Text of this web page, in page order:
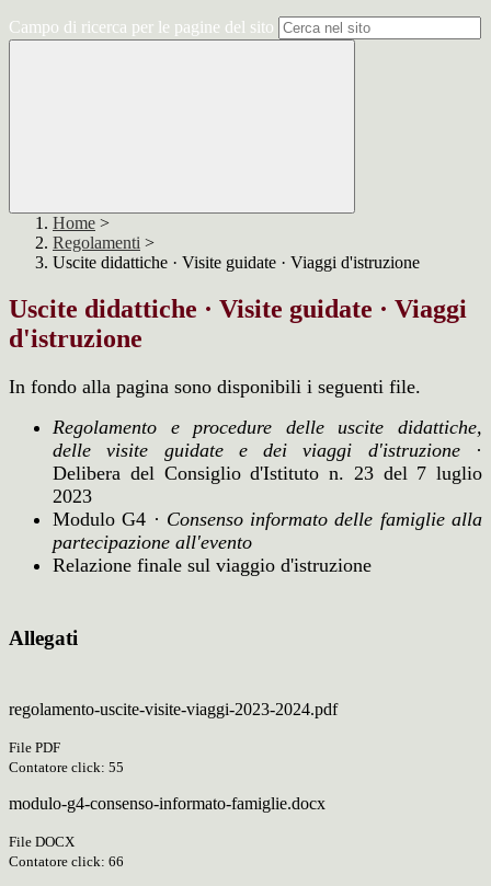
Campo di ricerca per le pagine del sito
Home >
Regolamenti >
Uscite didattiche · Visite guidate · Viaggi d'istruzione
Uscite didattiche · Visite guidate · Viaggi
d'istruzione
In fondo alla pagina sono disponibili i seguenti file.
Regolamento e procedure delle uscite didattiche,
delle visite guidate e dei viaggi d'istruzione·
Delibera del Consiglio d'Istituto n. 23 del 7 luglio
2023
Modulo G4 · Consenso informato delle famiglie alla
partecipazione all'evento
Relazione finale sul viaggio d'istruzione
Allegati
regolamento-uscite-visite-viaggi-2023-2024.pdf
File PDF
Contatore click: 55
modulo-g4-consenso-informato-famiglie.docx
File DOCX
Contatore click: 66